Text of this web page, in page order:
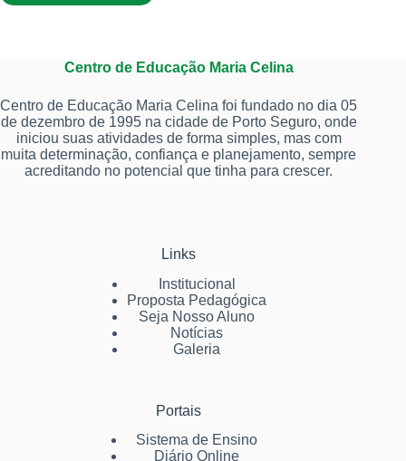
Centro de Educação Maria Celina
Centro de Educação Maria Celina foi fundado no dia 05
de dezembro de 1995 na cidade de Porto Seguro, onde
iniciou suas atividades de forma simples, mas com
muita determinação, confiança e planejamento, sempre
acreditando no potencial que tinha para crescer.
Links
Institucional
Proposta Pedagógica
Seja Nosso Aluno
Notícias
Galeria
Portais
Sistema de Ensino
Diário Online